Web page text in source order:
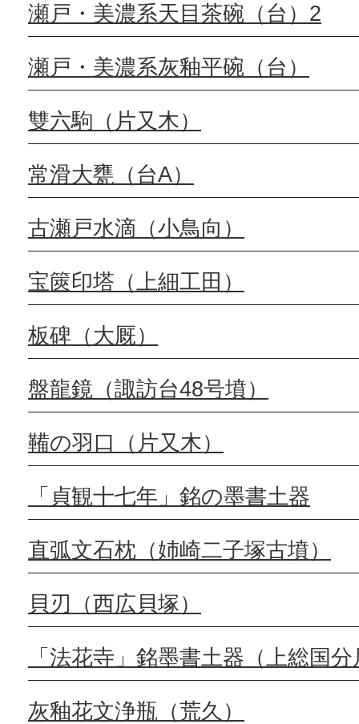
瀬戸・美濃系天目茶碗（台）2
瀬戸・美濃系灰釉平碗（台）
雙六駒（片又木）
常滑大甕（台A）
古瀬戸水滴（小鳥向）
宝篋印塔（上細工田）
板碑（大厩）
盤龍鏡（諏訪台48号墳）
鞴の羽口（片又木）
「貞観十七年」銘の墨書土器
直弧文石枕（姉崎二子塚古墳）
貝刃（西広貝塚）
「法花寺」銘墨書土器（上総国
灰釉花文浄瓶（荒久）